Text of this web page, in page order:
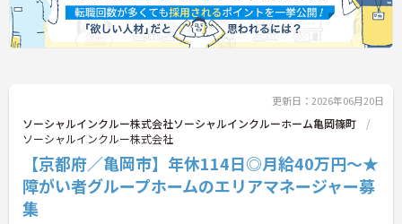
★おすすめPOINT★
・生活支援員からスタートし、サービス管理責任者
ネジメント職への挑戦も視野に入れていただけま
す。
・年間休日114日、残業月平均10時間程度という就
かりと整備されています。オンとオフの切り替えを
明確にし、心身ともに充実した状態で長くご活躍い
更新日：2026年06月20日
ソーシャルインクルー株式会社ソーシャルインクルーホーム亀岡篠町
ソーシャルインクルー株式会社
【京都府／亀岡市】年休114日◎月給40万円～★
障がい者グループホームのエリアマネージャー募
集